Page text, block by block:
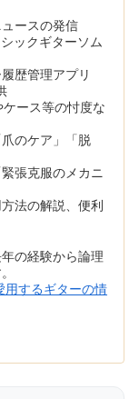
ースの発信
ックギターソム
歴管理アプリ
ケース等の忖度な
のケア」「脱
張克服のメカニ
法の解説、便利
の経験から論理
用するギターの情